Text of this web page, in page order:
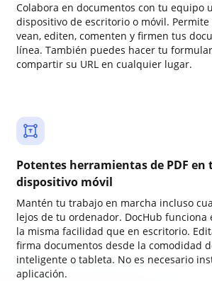
Colabora en documentos con tu equipo
dispositivo de escritorio o móvil. Permite
vean, editen, comenten y firmen tus
línea. También puedes hacer tu
compartir su URL en cualquier lugar.
Potentes herramientas de PDF en
dispositivo móvil
Mantén tu trabajo en marcha incluso
lejos de tu ordenador. DocHub funciona
la misma facilidad que en escritorio.
firma documentos desde la comodidad
inteligente o tableta. No es necesario
aplicación.